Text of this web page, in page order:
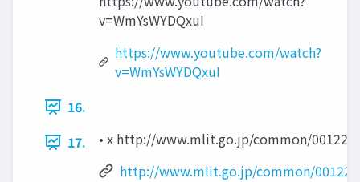
v=WmYsWYDQxuI
https://www.youtube.com/watch?
v=WmYsWYDQxuI
16.
17.
• x http://www.mlit.go.jp/common/
http://www.mlit.go.jp/common/